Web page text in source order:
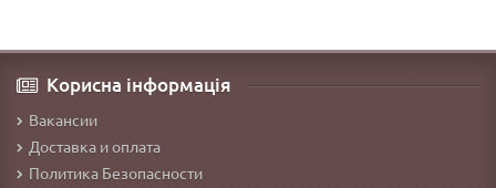
Корисна інформація
Вакансии
Доставка и оплата
Политика Безопасности